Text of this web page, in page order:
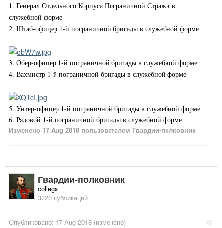
1. Генерал Отдельного Корпуса Пограничной Стражи в
служебной форме
2. Штаб-офицер 1-й пограничной бригады в служебной форме
3. Обер-офицер 1-й пограничной бригады в служебной форме
4. Вахмистр 1-й пограничной бригады в служебной форме
5. Унтер-офицер 1-й пограничной бригады в служебной форме
6. Рядовой 1-й пограничной бригады в служебной форме
Изменено 17 Aug 2018 пользователем Гвардии-полковник
Гвардии-полковник
collega
3720 публикаций
Опубликовано: 17 Aug 2018 (изменено)